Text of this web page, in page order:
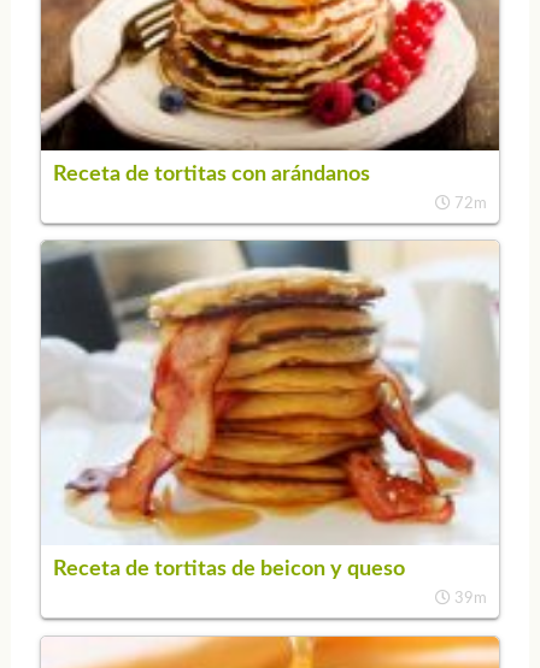
Receta de tortitas con arándanos
72m
Receta de tortitas de beicon y queso
39m